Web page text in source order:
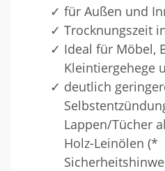
für Außen und
Trocknungszeit
Ideal für Möbel,
Kleintiergehege
deutlich
Lappen/Tücher
Holz-Leinölen (*